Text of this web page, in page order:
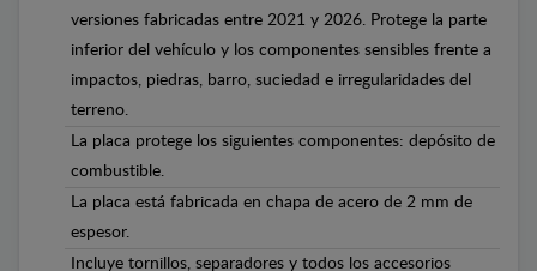
versiones fabricadas entre 2021 y 2026. Protege la parte
inferior del vehículo y los componentes sensibles frente a
impactos, piedras, barro, suciedad e irregularidades del
terreno.
La placa protege los siguientes componentes: depósito de
combustible.
La placa está fabricada en chapa de acero de 2 mm de
espesor.
Incluye tornillos, separadores y todos los accesorios